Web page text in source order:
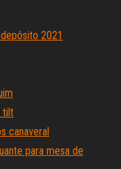
2021
tilt
canaveral
para mesa de